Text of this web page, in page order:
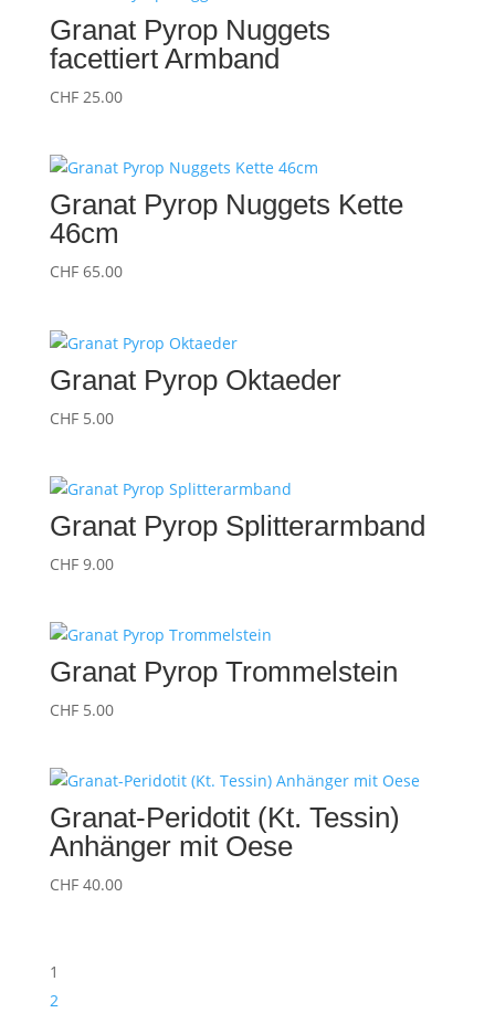
Granat Pyrop Nuggets
facettiert Armband
CHF25.00
Granat Pyrop Nuggets Kette
46cm
CHF65.00
Granat Pyrop Oktaeder
CHF5.00
Granat Pyrop Splitterarmband
CHF9.00
Granat Pyrop Trommelstein
CHF5.00
Granat-Peridotit (Kt. Tessin)
Anhänger mit Oese
CHF40.00
1
2